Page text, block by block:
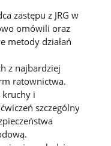
zastępu z JRG w
omówili oraz
metody działań
z najbardziej
ratownictwa.
kruchy i
szczególny